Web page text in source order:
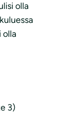
olla
olla
3)